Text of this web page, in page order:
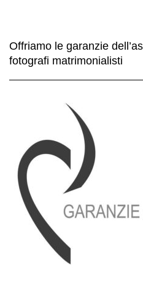
Offriamo le garanzie
fotografi matrimonialisti